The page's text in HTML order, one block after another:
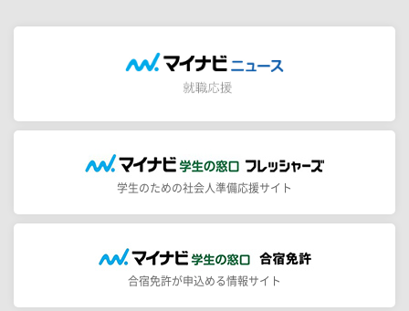
学生のための社会人準備応援サイト
合宿免許が申込める情報サイト